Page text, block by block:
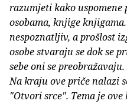
razumjeti kako uspomene
osobama, knjige
nespoznatljiv, a prošlost
osobe stvaraju se dok se
sebe oni se
Na kraju ove priče nalazi
"Otvori srce". Tema je